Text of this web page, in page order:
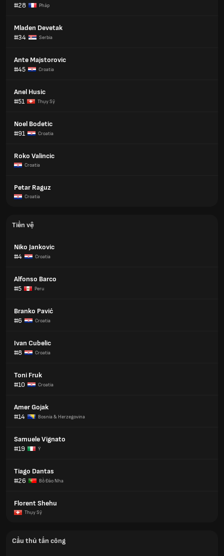
#28
Pháp
Mladen Devetak
#34
Serbia
Ante Majstorovic
#45
Croatia
Anel Husic
#51
Thụy Sỹ
Noel Bodetic
#91
Croatia
Roko Valincic
Croatia
Petar Raguz
Croatia
Tiền vệ
Niko Jankovic
#4
Croatia
Alfonso Barco
#5
Peru
Branko Pavić
#6
Croatia
Ivan Cubelic
#8
Croatia
Toni Fruk
#10
Croatia
Amer Gojak
#14
Bosnia & Herzegovina
Samuele Vignato
#19
Ý
Tiago Dantas
#26
Bồ Đào Nha
Florent Shehu
Thụy Sỹ
Cầu thủ tấn công